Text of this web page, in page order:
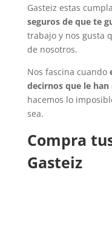
Gasteiz estas
seguros de que te
trabajo y nos gusta
de nosotros.
Nos fascina cuando
decirnos que le
hacemos lo
sea.
Compra
Gasteiz